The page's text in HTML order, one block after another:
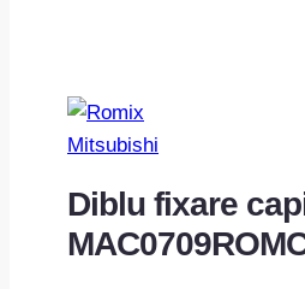
Mitsubishi
Diblu fixare